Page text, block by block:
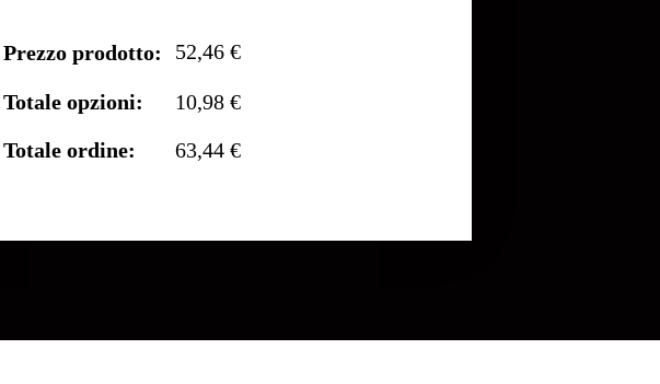
Prezzo prodotto: 52,46 €
Totale opzioni:
10,98 €
Totale ordine:
63,44 €